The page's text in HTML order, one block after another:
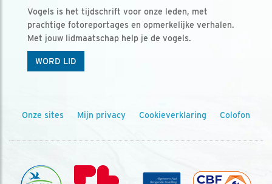
Vogels is het tijdschrift voor onze leden, met
prachtige fotoreportages en opmerkelijke verhalen.
Met jouw lidmaatschap help je de vogels.
WORD LID
Onze sites Mijn privacy Cookieverklaring Colofon